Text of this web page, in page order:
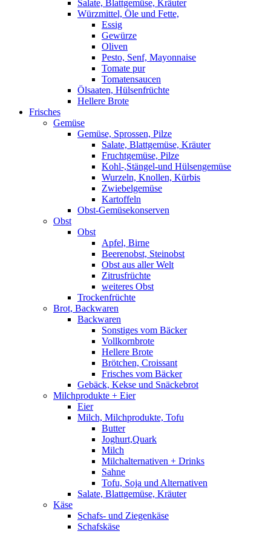
Salate, Blattgemüse, Kräuter
Würzmittel, Öle und Fette,
Essig
Gewürze
Oliven
Pesto, Senf, Mayonnaise
Tomate pur
Tomatensaucen
Ölsaaten, Hülsenfrüchte
Hellere Brote
Frisches
Gemüse
Gemüse, Sprossen, Pilze
Salate, Blattgemüse, Kräuter
Fruchtgemüse, Pilze
Kohl-,Stängel-und Hülsengemüse
Wurzeln, Knollen, Kürbis
Zwiebelgemüse
Kartoffeln
Obst-Gemüsekonserven
Obst
Obst
Apfel, Birne
Beerenobst, Steinobst
Obst aus aller Welt
Zitrusfrüchte
weiteres Obst
Trockenfrüchte
Brot, Backwaren
Backwaren
Sonstiges vom Bäcker
Vollkornbrote
Hellere Brote
Brötchen, Croissant
Frisches vom Bäcker
Gebäck, Kekse und Snäckebrot
Milchprodukte + Eier
Eier
Milch, Milchprodukte, Tofu
Butter
Joghurt,Quark
Milch
Milchalternativen + Drinks
Sahne
Tofu, Soja und Alternativen
Salate, Blattgemüse, Kräuter
Käse
Schafs- und Ziegenkäse
Schafskäse